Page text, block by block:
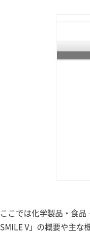
ここでは化学製品・食
SMILE V」の概要や主な